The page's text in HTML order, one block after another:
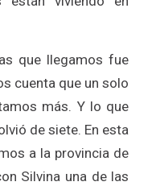
que llegamos fue
cuenta que un solo
más. Y lo que
de siete. En esta
a la provincia de
Silvina una de las